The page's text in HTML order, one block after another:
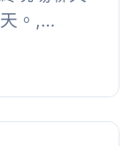
。,
的現場聊
過直接連